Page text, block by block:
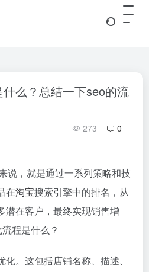
么？总结一下seo的流
273 0
说，就是通过一系列策略和技
在淘宝搜索引擎中的排名，从
潜在客户，最终实现销售增
程是什么？
。这包括店铺名称、描述、